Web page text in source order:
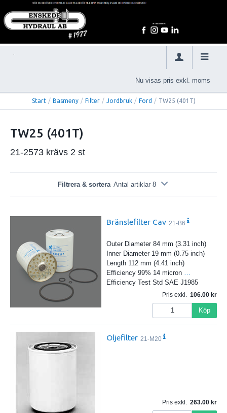
Nu visas pris exkl. moms
Start / Basmeny / Filter / Jordbruk / Ford / TW25 (401T)
TW25 (401T)
21-2573 krävs 2 st
Filtrera & sortera Antal artiklar 8
Bränslefilter Cav 21-B6
Outer Diameter 84 mm (3.31 inch)
Inner Diameter 19 mm (0.75 inch)
Length 112 mm (4.41 inch)
Efficiency 99% 14 micron
Efficiency Test Std SAE J1985
Pris exkl. 106.00
Köp
Oljefilter 21-M20
Pris exkl. 263.00